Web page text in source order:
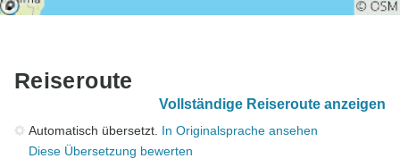
Reiseroute
Vollständige Reiseroute anzeigen
Automatisch übersetzt. In Originalsprache ansehen
Diese Übersetzung bewerten